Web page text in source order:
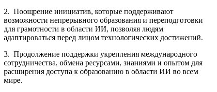
2. Поощрение инициатив, которые поддерживают
возможности непрерывного образования и переподготовки
для грамотности в области ИИ, позволяя людям
адаптироваться перед лицом технологических достижений.
3. Продолжение поддержки укрепления международного
сотрудничества, обмена ресурсами, знаниями и опытом для
расширения доступа к образованию в области ИИ во всем
мире.